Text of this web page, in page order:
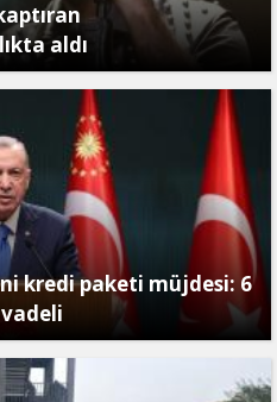
aldı
kredi paketi müjdesi: 6